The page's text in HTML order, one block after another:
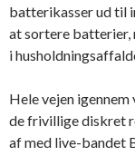
batterikasser ud til
at sortere batterier,
i
Hele vejen
de frivillige diskret
af med live-bandet